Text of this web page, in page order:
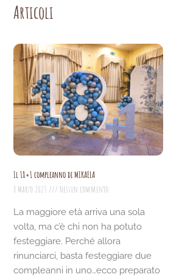
Articoli
Il 18+1 compleanno di MIKAELA
8 Marzo 2023
Nessun commento
La maggiore età arriva una sola
volta, ma c’è chi non ha potuto
festeggiare. Perché allora
rinunciarci, basta festeggiare due
compleanni in uno…ecco preparato